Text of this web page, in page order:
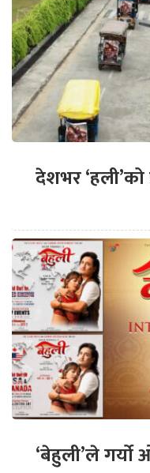
देशभर
‘बेहुली’ले